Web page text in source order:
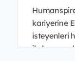
kariyerine
isteyenleri
ile